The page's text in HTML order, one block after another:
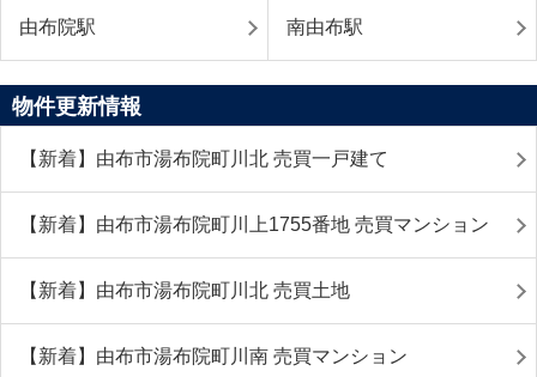
由布院駅 南由布駅
物件更新情報
【新着】由布市湯布院町川北 売買一戸建て
【新着】由布市湯布院町川上1755番地 売買マンション
【新着】由布市湯布院町川北 売買土地
【新着】由布市湯布院町川南 売買マンション